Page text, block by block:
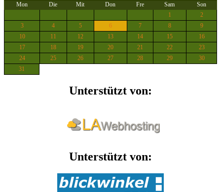
Mon Die Mit Don Fre Sam
Son
1
2
3
4 5 6 7 8
9
10
11 12 13 14 15
16
17
18 19 20 21 22
23
24
25 26 27 28 29
30
31
Unterstützt von:
Unterstützt von: